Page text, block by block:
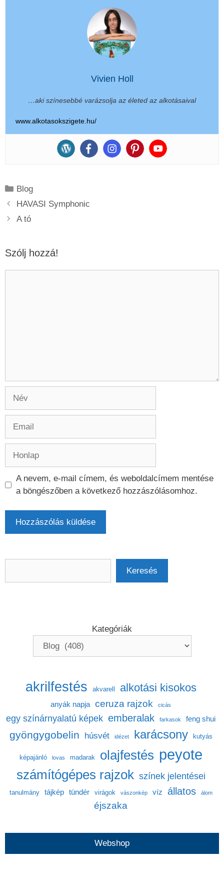
Vivien Holl
…aki színesebbé varázsolja az életed az alkotásaival
www.alkotasokszigete.hu/
Kategória
Blog
HAVASI Symphonic
A tó
Szólj hozzá!
A nevem, e-mail címem, és weboldalcímem mentése
a böngészőben a következő hozzászólásomhoz.
Keresés
Kategóriák
akrilfestés akvarell alkotási kisokos
anyák napja ceruza rajzok cicás
egy színárnyalatú képek emberalak farkasok feng shui
gyöngygobelin húsvét idézet karácsony kutyás
képajánló lovas madarak olajfestés peyote
számítógépes rajzok színek jelentései
tanulmány tájkép tündér virágok vászonkép víz állatos álom
éjszaka
Webshop